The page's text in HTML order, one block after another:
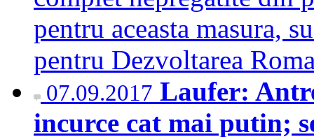
pentru aceasta masura,
pentru Dezvoltarea
07.09.2017 Laufer:
incurce cat mai putin;